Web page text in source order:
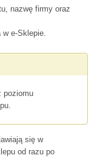
nazwę firmy oraz
e-Sklepie.
poziomu
się w
od razu po